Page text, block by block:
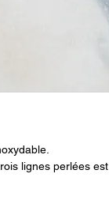
lignes perlées est